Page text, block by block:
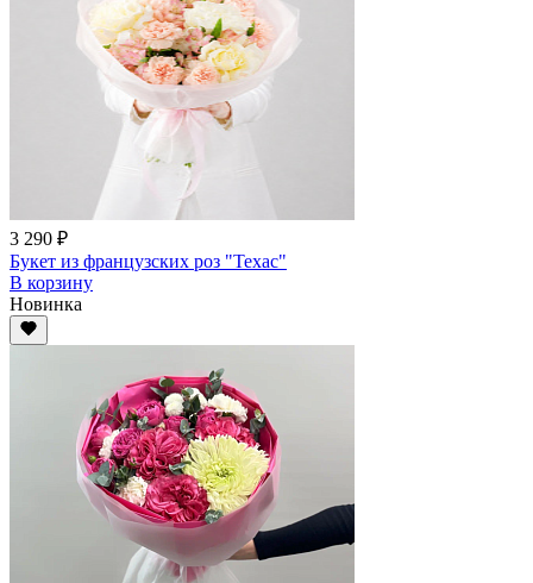
3 290 ₽
Букет из французских роз "Техас"
В корзину
Новинка